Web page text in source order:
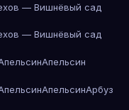
— Вишнёвый сад
— Вишнёвый сад
Апельсин
АпельсинАрбуз